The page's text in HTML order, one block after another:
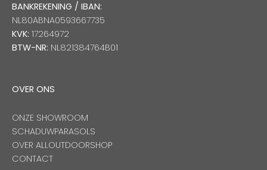
BANKREKENING / IBAN:
NL80ABNA0593667735
KVK: 17264972
BTW-NR: NL821384764B01
OVER ONS
ONZE SHOWROOM
SCHADUWPARASOLS
OVER ALLOUTDOORSHOP
CONTACT